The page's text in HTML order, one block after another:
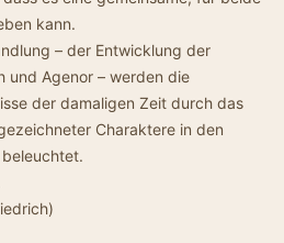
kann.
– der Entwicklung der
und Agenor – werden die
der damaligen Zeit durch das
Charaktere in den